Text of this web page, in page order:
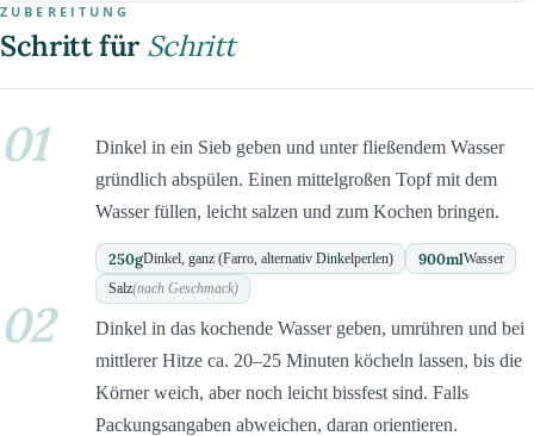
ZUBEREITUNG
Schritt für Schritt
01
Dinkel in ein Sieb geben und unter fließendem Wasser
gründlich abspülen. Einen mittelgroßen Topf mit dem
Wasser füllen, leicht salzen und zum Kochen bringen.
250gDinkel, ganz (Farro, alternativ Dinkelperlen) 900mlWasser
Salz(nach Geschmack)
02
Dinkel in das kochende Wasser geben, umrühren und bei
mittlerer Hitze ca. 20–25 Minuten köcheln lassen, bis die
Körner weich, aber noch leicht bissfest sind. Falls
Packungsangaben abweichen, daran orientieren.